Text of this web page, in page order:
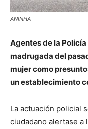
ANINHA
Agentes de la
madrugada del
mujer como
un establecimiento
La actuación policial
ciudadano alertase a